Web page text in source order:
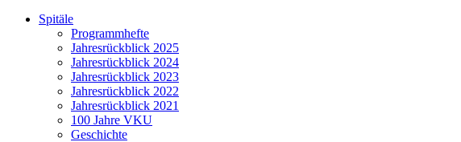
Spitäle
Programmhefte
Jahresrückblick 2025
Jahresrückblick 2024
Jahresrückblick 2023
Jahresrückblick 2022
Jahresrückblick 2021
100 Jahre VKU
Geschichte